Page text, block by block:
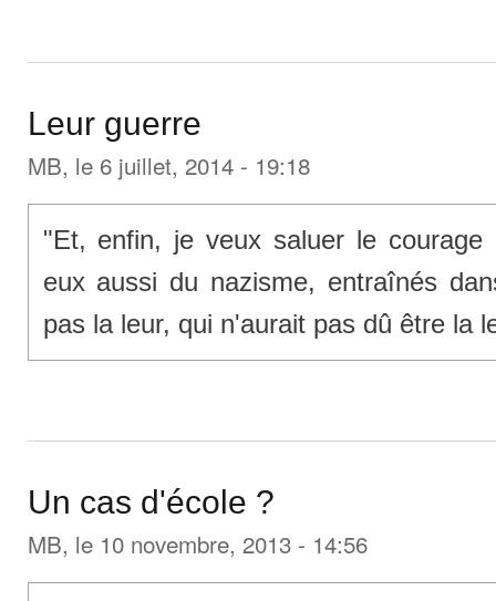
Leur guerre
MB, le 6 juillet, 2014 - 19:18
"Et, enfin, je veux saluer le courage
eux aussi du nazisme, entraînés
pas la leur, qui n'aurait pas dû être la
Un cas d'école ?
MB, le 10 novembre, 2013 - 14:56